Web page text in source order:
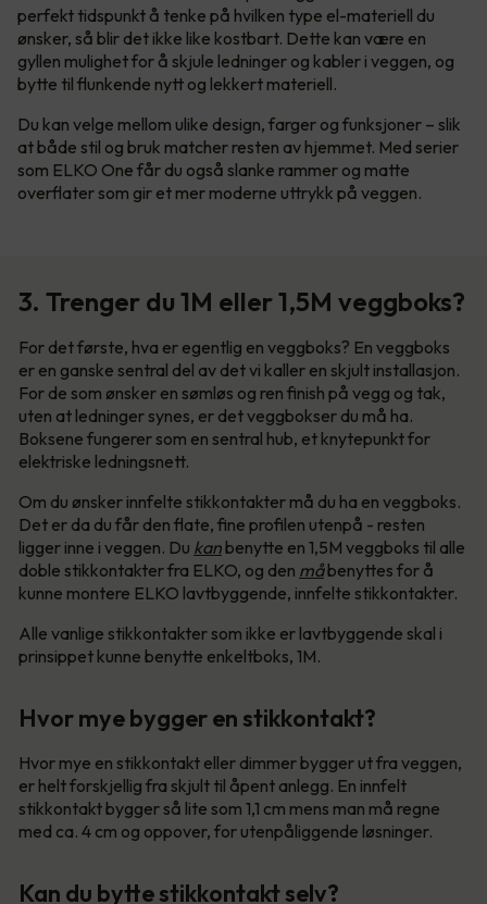
perfekt tidspunkt å tenke på hvilken type el-materiell du
ønsker, så blir det ikke like kostbart. Dette kan være en
gyllen mulighet for å skjule ledninger og kabler i veggen, og
bytte til flunkende nytt og lekkert materiell.
Du kan velge mellom ulike design, farger og funksjoner – slik
at både stil og bruk matcher resten av hjemmet. Med serier
som ELKO One får du også slanke rammer og matte
overflater som gir et mer moderne uttrykk på veggen.
3. Trenger du 1M eller 1,5M veggboks?
For det første, hva er egentlig en veggboks? En veggboks
er en ganske sentral del av det vi kaller en skjult installasjon.
For de som ønsker en sømløs og ren finish på vegg og tak,
uten at ledninger synes, er det veggbokser du må ha.
Boksene fungerer som en sentral hub, et knytepunkt for
elektriske ledningsnett.
Om du ønsker innfelte stikkontakter må du ha en veggboks.
Det er da du får den flate, fine profilen utenpå - resten
ligger inne i veggen. Du kanbenytte en 1,5M veggboks til alle
doble stikkontakter fra ELKO, og den måbenyttes for å
kunne montere ELKO lavtbyggende, innfelte stikkontakter.
Alle vanlige stikkontakter som ikke er lavtbyggende skal i
prinsippet kunne benytte enkeltboks, 1M.
Hvor mye bygger en stikkontakt?
Hvor mye en stikkontakt eller dimmer bygger ut fra veggen,
er helt forskjellig fra skjult til åpent anlegg. En innfelt
stikkontakt bygger så lite som 1,1 cm mens man må regne
med ca. 4 cm og oppover, for utenpåliggende løsninger.
Kan du bytte stikkontakt selv?